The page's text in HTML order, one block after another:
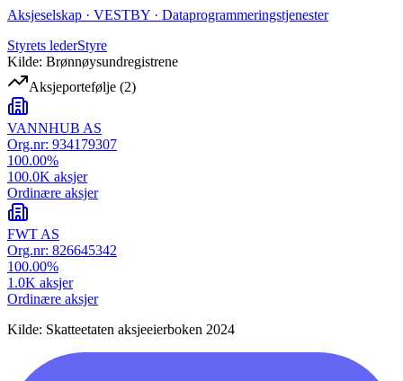
Aksjeselskap · VESTBY · Dataprogrammeringstjenester
Styrets lederStyre
Kilde: Brønnøysundregistrene
Aksjeportefølje (2)
VANNHUB AS
Org.nr: 934179307
100.00%
100.0K aksjer
Ordinære aksjer
FWT AS
Org.nr: 826645342
100.00%
1.0K aksjer
Ordinære aksjer
Kilde: Skatteetaten aksjeeierboken 2024